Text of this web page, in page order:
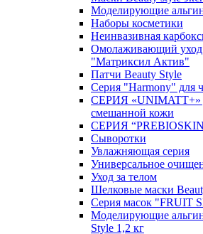
Моделирующие
Наборы косметики
Неинвазивная
Омолаживающий уход
"Матриксил Актив"
Патчи Beauty Style
Серия "Harmony" для
СЕРИЯ «UNIMATT+»
смешанной кожи
СЕРИЯ
Сыворотки
Увлажняющая серия
Универсальное
Уход за телом
Шелковые маски
Серия масок "FRUIT
Моделирующие
Style 1,2 кг